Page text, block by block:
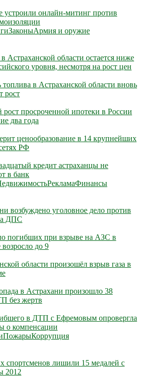
устроили онлайн-митинг против
ЗаконыАрмия и оружие
Астраханской области остается ниже
уровня, несмотря на рост цен
в Астраханской области вновь
рост
рост просроченной ипотеки в России
два года
ценообразование в 14 крупнейших
РФ
кредит астраханцы не
в банк
РекламаФинансы
возбуждено уголовное дело против
ДПС
погибших при взрыве на АЗС в
до 9
области произошёл взрыв газа в
в Астрахани произошло 38
без жертв
в ДТП с Ефремовым опровергла
о компенсации
ПожарыКоррупция
спортсменов лишили 15 медалей с
2012